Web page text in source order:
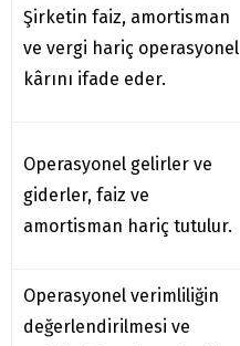
Şirketin faiz, amortisman
ve vergi hariç operasyonel
kârını ifade eder.
Operasyonel gelirler ve
giderler, faiz ve
amortisman hariç tutulur.
Operasyonel verimliliğin
değerlendirilmesi ve